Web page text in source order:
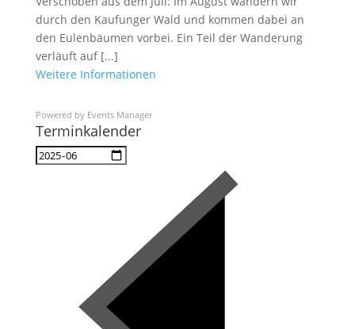
durch den Kaufunger Wald und kommen dabei an
den Eulenbäumen vorbei. Ein Teil der Wanderung
verläuft auf [...]
Weitere Informationen
Powered by Events Manager
Terminkalender